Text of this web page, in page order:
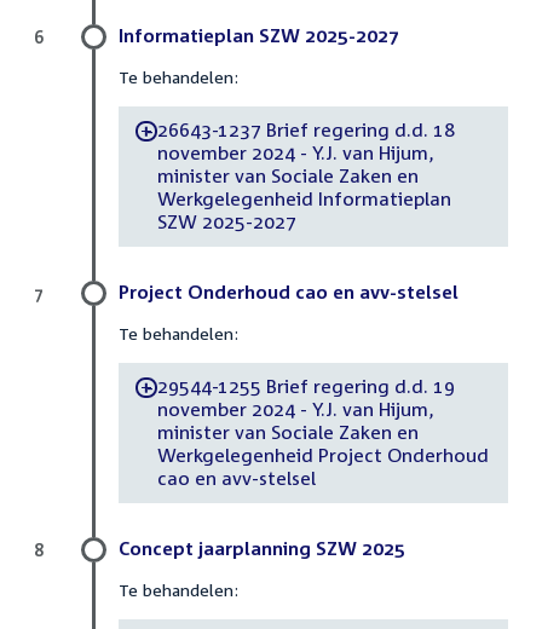
Informatieplan SZW 2025-2027
Te behandelen:
-26643-1237 Brief regering d.d. 18
november 2024 - Y.J. van Hijum,
minister van Sociale Zaken en
Werkgelegenheid Informatieplan
SZW 2025-2027
6
Project Onderhoud cao en avv-stelsel
Te behandelen:
-29544-1255 Brief regering d.d. 19
november 2024 - Y.J. van Hijum,
minister van Sociale Zaken en
Werkgelegenheid Project Onderhoud
cao en avv-stelsel
7
Concept jaarplanning SZW 2025
Te behandelen:
8